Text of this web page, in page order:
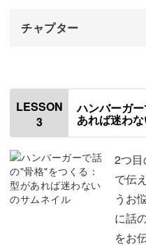
葉に変える練習を重ねて
話す前の迷いが減り、安
いきますよ。
チャプター
使用道具
言葉が詰まるメカニズ
言葉が詰まるメカニズ
言葉が詰まるメカニズ
整えるための「言語化
LESSON
3
ハンバーガ
あれば迷わ
2つ
で伝
うお
に話
をお